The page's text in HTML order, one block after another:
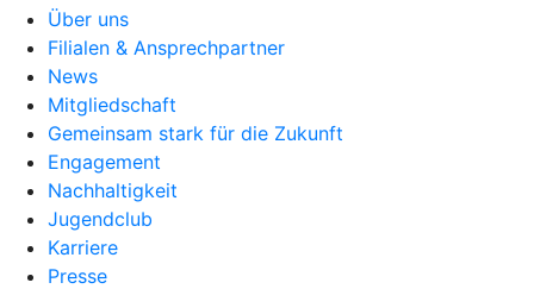
Über uns
Filialen & Ansprechpartner
News
Mitgliedschaft
Gemeinsam stark für die Zukunft
Engagement
Nachhaltigkeit
Jugendclub
Karriere
Presse